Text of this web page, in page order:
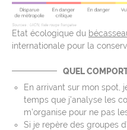
Etat écologique du
internationale pour la
QUEL
En arrivant sur mon spot,
temps que j’analyse les
m’organise pour ne pas
Si je repère des groupes